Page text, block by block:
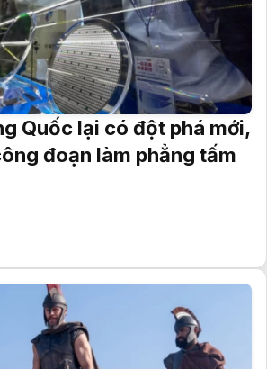
Quốc lại có đột phá mới,
đoạn làm phẳng tấm